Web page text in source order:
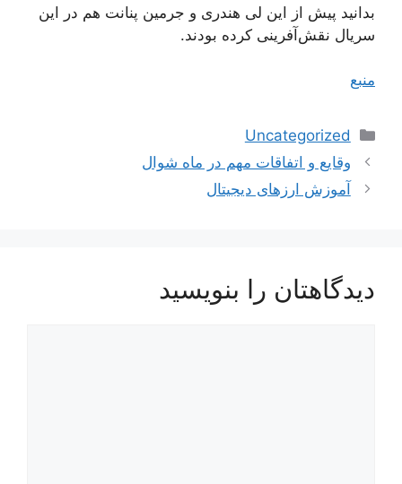
بدانید پیش از این لی هندری و جرمین پنانت هم در این
سریال نقش‌آفرینی کرده بودند.
منبع
دسته‌ها
Uncategorized
ناوبری
نوشته‌ها
وقایع و اتفاقات مهم در ماه شوال
آموزش ارزهای دیجیتال
دیدگاهتان را بنویسید